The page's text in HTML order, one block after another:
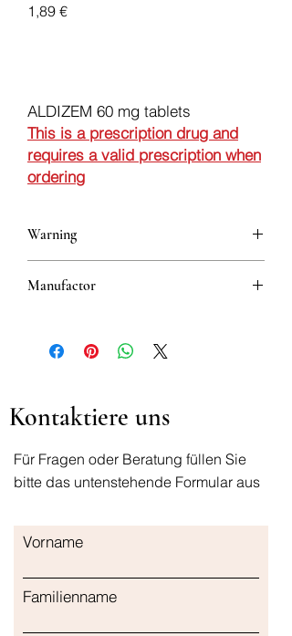
1,89 €Preis
ALDIZEM 60 mg tablets
This is a prescription drug and
requires a valid prescription when
ordering
Warning
a valid prescription when ordering
Manufactor
Kontaktiere uns
Für Fragen oder Beratung füllen Sie
bitte das untenstehende Formular aus
Vorname
Familienname